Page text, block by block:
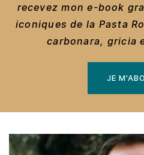
recevez mon e-book
iconiques de la Pasta
carbonara, gricia
JE